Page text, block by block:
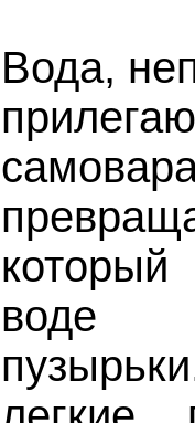
Вода,
воде